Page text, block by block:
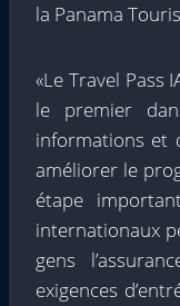
la Panama
«Le Travel Pass
le premier
informations et
améliorer le
étape
internationaux
gens
exigences